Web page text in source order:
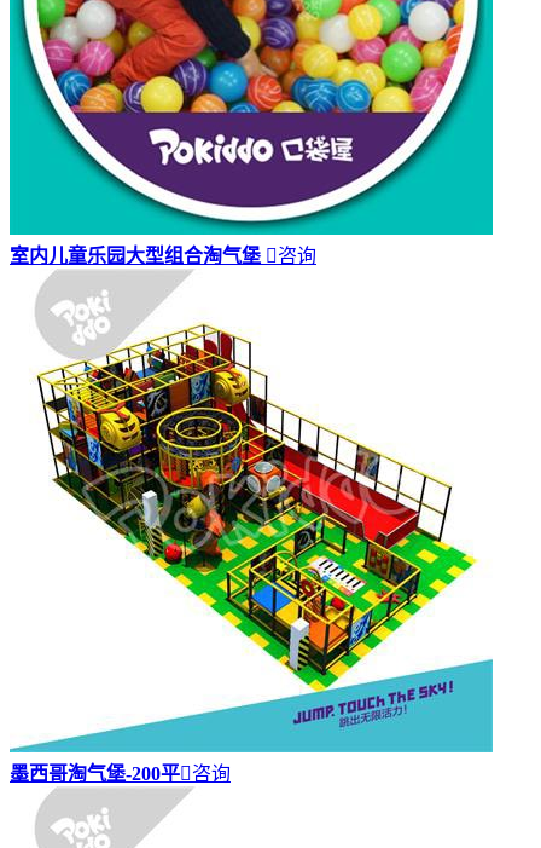
室内儿童乐园大型组合淘气堡 咨询
墨西哥淘气堡-200平咨询